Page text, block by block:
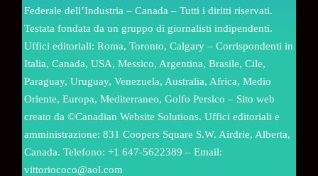
Federale dell’Industria – Canada – Tutti i diritti riservati.
Testata fondata da un gruppo di giornalisti indipendenti.
Uffici editoriali: Roma, Toronto, Calgary – Corrispondenti in
Italia, Canada, USA, Messico, Argentina, Brasile, Cile,
Paraguay, Uruguay, Venezuela, Australia, Africa, Medio
Oriente, Europa, Mediterraneo, Golfo Persico – Sito web
creato da ©Canadian Website Solutions. Uffici editoriali e
amministrazione: 831 Coopers Square S.W. Airdrie, Alberta,
Canada. Telefono: +1 647-5622389 – Email:
vittoriococo@aol.com